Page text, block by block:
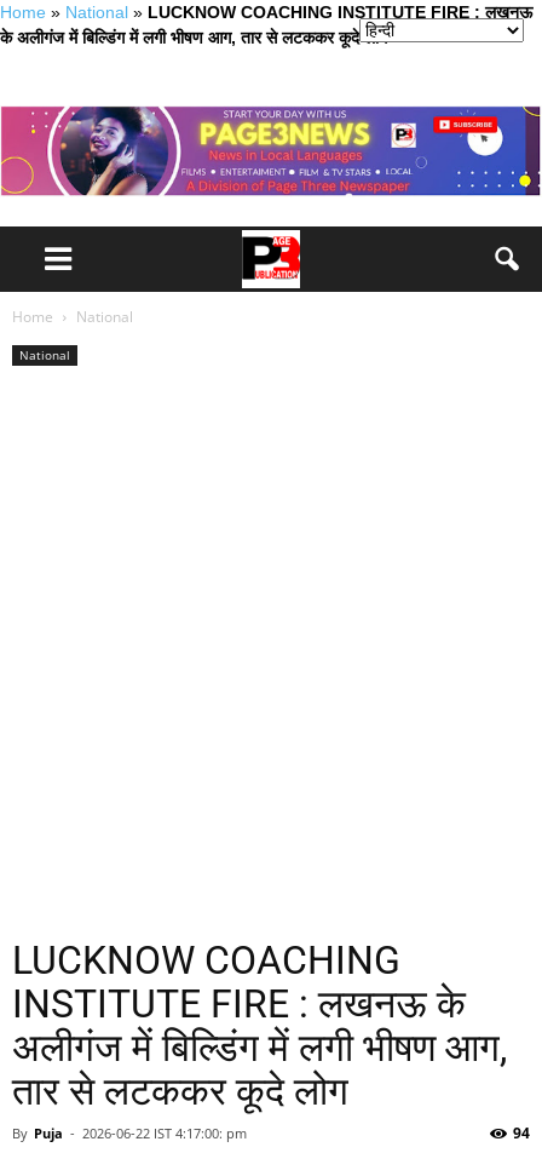
Home » National » LUCKNOW COACHING INSTITUTE FIRE : लखनऊ
के अलीगंज में बिल्डिंग में लगी भीषण आग, तार से लटककर कूदे लोग
Home National
National
LUCKNOW COACHING
INSTITUTE FIRE : लखनऊ के
अलीगंज में बिल्डिंग में लगी भीषण आग,
तार से लटककर कूदे लोग
By Puja - 2026-06-22 IST 4:17:00: pm 94